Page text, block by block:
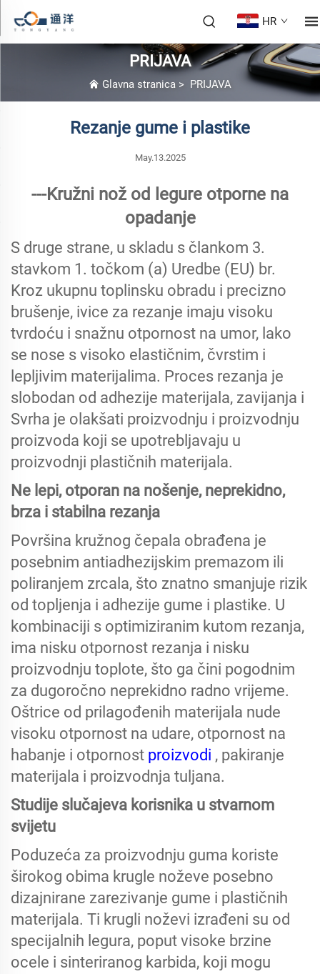
HR
PRIJAVA
Glavna stranica > PRIJAVA
Rezanje gume i plastike
May.13.2025
---Kružni nož od legure otporne na
opadanje
S druge strane, u skladu s člankom 3.
stavkom 1. točkom (a) Uredbe (EU) br.
Kroz ukupnu toplinsku obradu i precizno
brušenje, ivice za rezanje imaju visoku
tvrdoću i snažnu otpornost na umor, lako
se nose s visoko elastičnim, čvrstim i
lepljivim materijalima. Proces rezanja je
slobodan od adhezije materijala, zavijanja i
Svrha je olakšati proizvodnju i proizvodnju
proizvoda koji se upotrebljavaju u
proizvodnji plastičnih materijala.
Ne lepi, otporan na nošenje, neprekidno,
brza i stabilna rezanja
Površina kružnog čepala obrađena je
posebnim antiadhezijskim premazom ili
poliranjem zrcala, što znatno smanjuje rizik
od topljenja i adhezije gume i plastike. U
kombinaciji s optimiziranim kutom rezanja,
ima nisku otpornost rezanja i nisku
proizvodnju toplote, što ga čini pogodnim
za dugoročno neprekidno radno vrijeme.
Oštrice od prilagođenih materijala nude
visoku otpornost na udare, otpornost na
habanje i otpornost proizvodi , pakiranje
materijala i proizvodnja tuljana.
Studije slučajeva korisnika u stvarnom
svijetu
Poduzeća za proizvodnju guma koriste
širokog obima krugle noževe posebno
dizajnirane zarezivanje gume i plastičnih
materijala. Ti krugli noževi izrađeni su od
specijalnih legura, poput visoke brzine
ocele i sinteriranog karbida, koji mogu